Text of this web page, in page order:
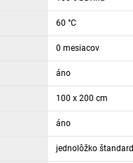
60 °C
0 mesiacov
áno
100 x 200 cm
áno
jednolôžko štandard